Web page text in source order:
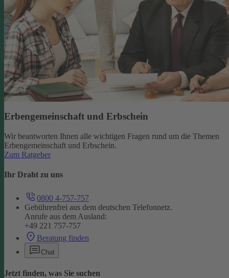
Erbengemeinschaft und Erbschein
Wir beantworten Ihnen alle wichtigen Fragen rund um die Themen
Erbengemeinschaft und Erbschein.
Zum Ratgeber
Ihr Draht zu uns
0800 4-757-757
Gebührenfrei aus dem deutschen Telefonnetz.
Anrufe aus dem Ausland:
+49 221 757-757
Beratung finden
Chat
Jetzt finden, was Sie suchen